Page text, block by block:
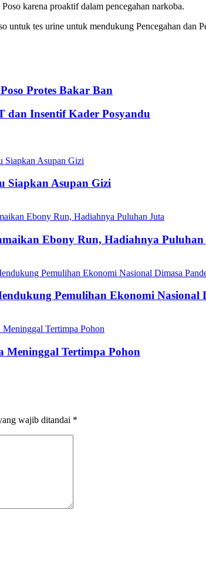
karena proaktif dalam pencegahan narkoba.
untuk tes urine untuk mendukung Pencegahan dan
Protes Bakar Ban
dan Insentif Kader Posyandu
Siapkan Asupan Gizi
Ebony Run, Hadiahnya Puluhan
Pemulihan Ekonomi Nasional
Meninggal Tertimpa Pohon
wajib ditandai *